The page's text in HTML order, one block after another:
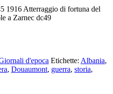
1916 Atterraggio di fortuna del
a Zarnec dc49
d'epoca Etichette: Albania,
, Douaumont, guerra, storia,